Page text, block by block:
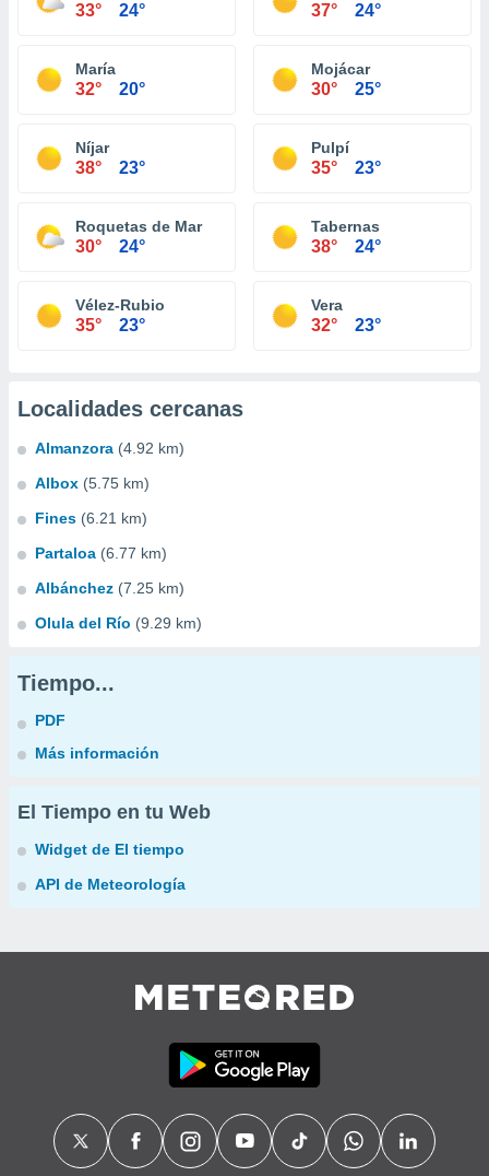
33° 24° 37° 24°
María
32° 20°
Mojácar
30° 25°
Níjar
38° 23°
Pulpí
35° 23°
Roquetas de Mar
30° 24°
Tabernas
38° 24°
Vélez-Rubio
35° 23°
Vera
32° 23°
Localidades cercanas
Almanzora (4.92 km)
Albox (5.75 km)
Fines (6.21 km)
Partaloa (6.77 km)
Albánchez (7.25 km)
Olula del Río (9.29 km)
Tiempo...
PDF
Más información
El Tiempo en tu Web
Widget de El tiempo
API de Meteorología